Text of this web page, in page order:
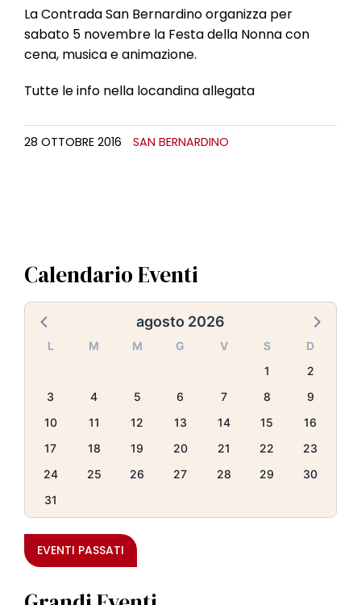
La Contrada San Bernardino organizza per
sabato 5 novembre la Festa della Nonna con
cena, musica e animazione.
Tutte le info nella locandina allegata
28 OTTOBRE 2016 SAN BERNARDINO
Calendario Eventi
agosto 2026
L M M G V S
D
1
2
3
4 5 6 7 8
9
10
11 12 13 14 15
16
17
18 19 20 21 22
23
24
25 26 27 28 29
30
31
EVENTI PASSATI